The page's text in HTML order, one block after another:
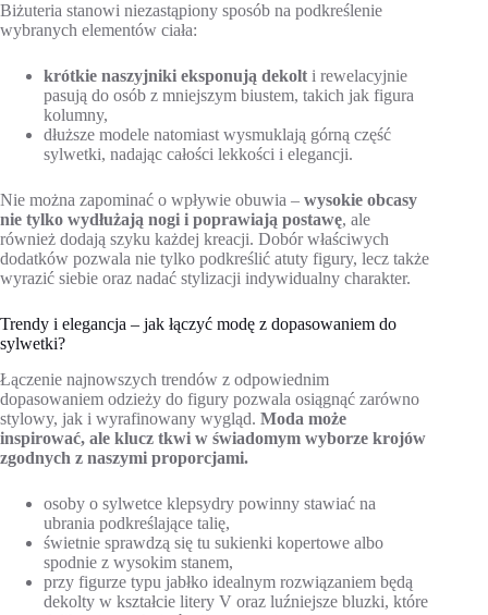
Biżuteria stanowi niezastąpiony sposób na podkreślenie
wybranych elementów ciała:
krótkie naszyjniki eksponują dekolti rewelacyjnie
pasują do osób z mniejszym biustem, takich jak figura
kolumny,
dłuższe modele natomiast wysmuklają górną część
sylwetki, nadając całości lekkości i elegancji.
Nie można zapominać o wpływie obuwia – wysokie obcasy
nie tylko wydłużają nogi i poprawiają postawę, ale
również dodają szyku każdej kreacji. Dobór właściwych
dodatków pozwala nie tylko podkreślić atuty figury, lecz także
wyrazić siebie oraz nadać stylizacji indywidualny charakter.
Trendy i elegancja – jak łączyć modę z dopasowaniem do
sylwetki?
Łączenie najnowszych trendów z odpowiednim
dopasowaniem odzieży do figury pozwala osiągnąć zarówno
stylowy, jak i wyrafinowany wygląd. Moda może
inspirować, ale klucz tkwi w świadomym wyborze krojów
zgodnych z naszymi proporcjami.
osoby o sylwetce klepsydry powinny stawiać na
ubrania podkreślające talię,
świetnie sprawdzą się tu sukienki kopertowe albo
spodnie z wysokim stanem,
przy figurze typu jabłko idealnym rozwiązaniem będą
dekolty w kształcie litery V oraz luźniejsze bluzki, które